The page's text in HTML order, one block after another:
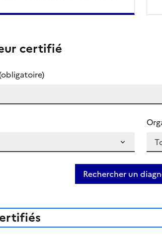
certifié
Rechercher un